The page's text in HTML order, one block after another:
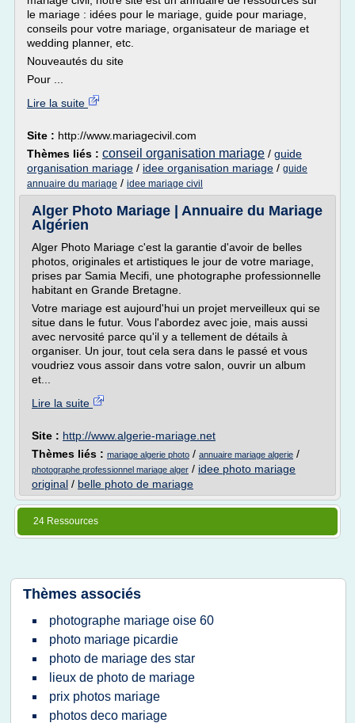
le mariage : idées pour le mariage, guide pour mariage,
conseils pour votre mariage, organisateur de mariage et
wedding planner, etc.
Nouveautés du site
Pour ...
Lire la suite
Site : http://www.mariagecivil.com
Thèmes liés : conseil organisation mariage / guide
organisation mariage / idee organisation mariage / guide
annuaire du mariage / idee mariage civil
Alger Photo Mariage | Annuaire du Mariage
Algérien
Alger Photo Mariage c'est la garantie d'avoir de belles
photos, originales et artistiques le jour de votre mariage,
prises par Samia Mecifi, une photographe professionnelle
habitant en Grande Bretagne.
Votre mariage est aujourd'hui un projet merveilleux qui se
situe dans le futur. Vous l'abordez avec joie, mais aussi
avec nervosité parce qu'il y a tellement de détails à
organiser. Un jour, tout cela sera dans le passé et vous
voudriez vous assoir dans votre salon, ouvrir un album
et...
Lire la suite
Site : http://www.algerie-mariage.net
Thèmes liés : mariage algerie photo / annuaire mariage algerie /
photographe professionnel mariage alger / idee photo mariage
original / belle photo de mariage
24 Ressources
Thèmes associés
photographe mariage oise 60
photo mariage picardie
photo de mariage des star
lieux de photo de mariage
prix photos mariage
photos deco mariage